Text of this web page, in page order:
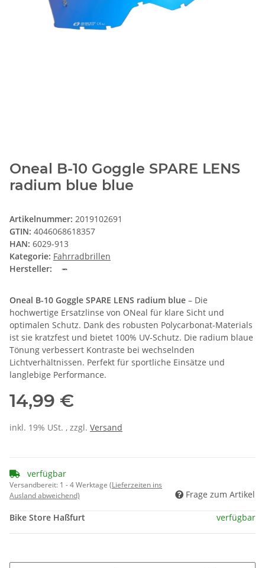
Oneal B-10 Goggle SPARE LENS
radium blue blue
Artikelnummer: 2019102691
GTIN: 4046068618357
HAN: 6029-913
Kategorie: Fahrradbrillen
Hersteller:
Oneal B-10 Goggle SPARE LENS radium blue – Die
hochwertige Ersatzlinse von ONeal für klare Sicht und
optimalen Schutz. Dank des robusten Polycarbonat-Materials
ist sie kratzfest und bietet 100% UV-Schutz. Die radium blaue
Tönung verbessert Kontraste bei wechselnden
Lichtverhältnissen. Perfekt für sportliche Einsätze und
langlebige Performance.
14,99 €
inkl. 19% USt. , zzgl. Versand
verfügbar
Versandbereit: 1 - 4 Werktage (Lieferzeiten ins
Ausland abweichend)
Frage zum Artikel
Bike Store Haßfurt verfügbar